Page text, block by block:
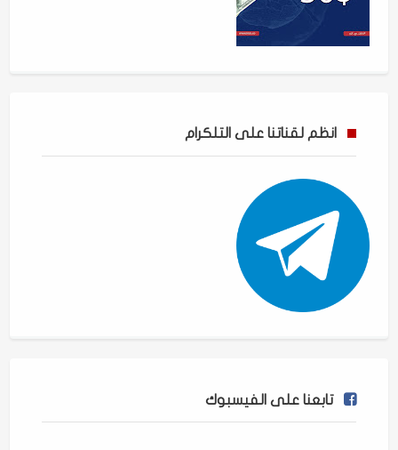
انظم لقناتنا على التلكرام
تابعنا على الفيسبوك